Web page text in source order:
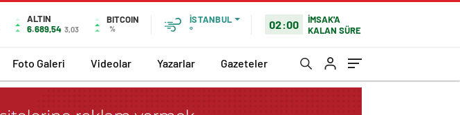
ALTIN
6.689,54 3,03
BITCOIN
%
İSTANBUL
°
02:00
İMSAK'A
KALAN SÜRE
Foto Galeri Videolar Yazarlar Gazeteler